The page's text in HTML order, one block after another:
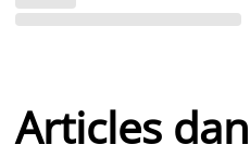
Articles